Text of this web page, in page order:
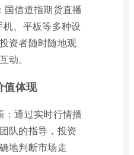
国信道指期货直播
、平板等多种设
资者随时随地观
动。
值体现
：通过实时行情播
队的指导，投资
地判断市场走